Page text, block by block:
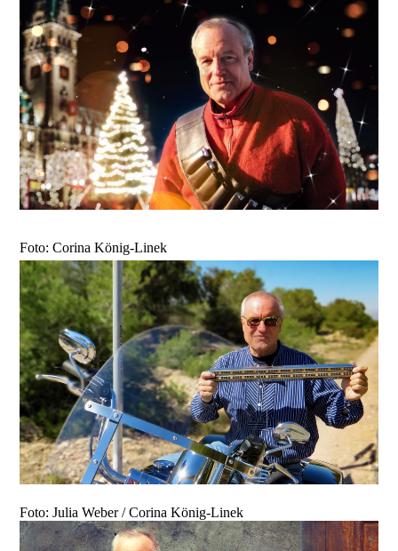
Foto: Corina König-Linek
Foto: Julia Weber / Corina König-Linek